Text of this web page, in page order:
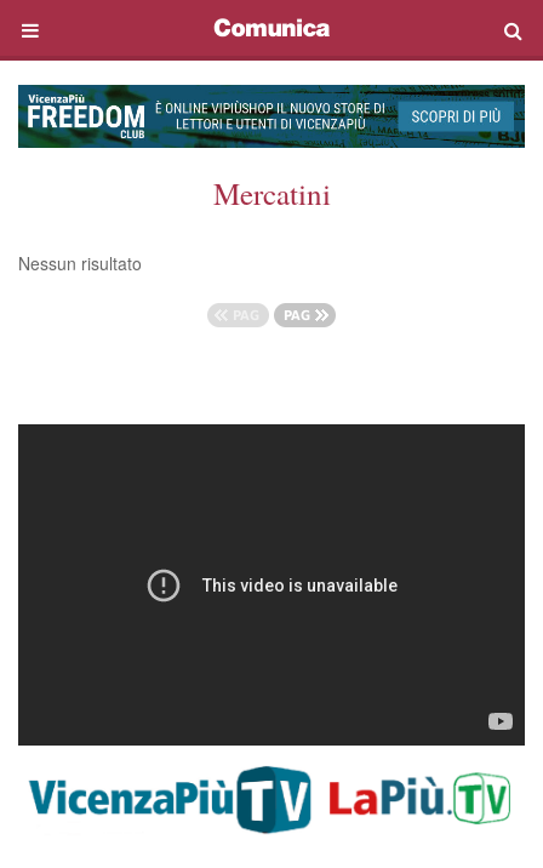
Mercatini
Nessun risultato